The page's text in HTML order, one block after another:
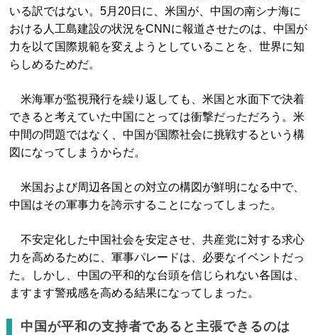
いる訳ではない。5月20日に、米国が、中国の南シナ海に
おける人工島建設の状況をCNNに報道させたのは、中国が
力を以て国際規範を変えようとしていることを、世界に知
らしめるためだ。
米海軍が監視飛行を繰り返しても、米国と水面下で決着
できると考えていた中国にとっては衝撃だっただろう。米
中間の問題ではなく、中国が国際社会に挑戦するという構
図になってしまうからだ。
米国および周辺各国との対立の構図が鮮明になる中で、
中国はその軍事力を誇示することになってしまった。
不安定化した中国社会を安定させ、共産党に対する求心
力を高めるために、軍事パレードは、必要なイベントだっ
た。しかし、中国の平和的な台頭を信じられない各国は、
ますます警戒感を高める結果になってしまった。
中国が平和の支持者であると主張できるのは